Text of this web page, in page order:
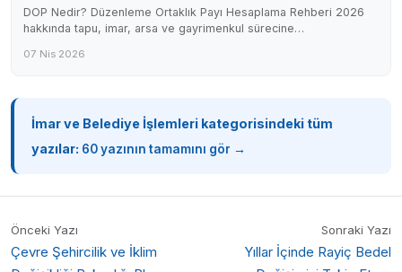
DOP Nedir? Düzenleme Ortaklık Payı Hesaplama Rehberi 2026
hakkında tapu, imar, arsa ve gayrimenkul sürecine…
07 Nis 2026
İmar ve Belediye İşlemleri kategorisindeki tüm
yazılar: 60 yazının tamamını gör →
Önceki Yazı
Çevre Şehircilik ve İklim
Sonraki Yazı
Yıllar İçinde Rayiç Bedel